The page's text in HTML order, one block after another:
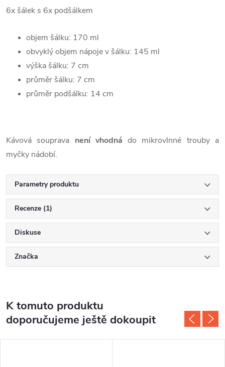
6x šálek s 6x podšálkem
objem šálku: 170 ml
obvyklý objem nápoje v šálku: 145 ml
výška šálku: 7 cm
průměr šálku: 7 cm
průměr podšálku: 14 cm
Kávová souprava není vhodná do mikrovlnné trouby a
myčky nádobí.
Parametry produktu
Recenze (1)
Diskuse
Značka
K tomuto produktu
doporučujeme ještě dokoupit